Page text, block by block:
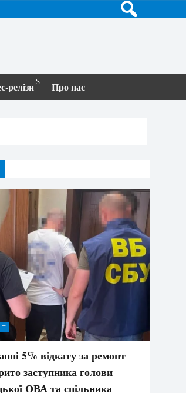
релізи Про нас
5% відкату за ремонт
заступника голови
ОВА та спільника